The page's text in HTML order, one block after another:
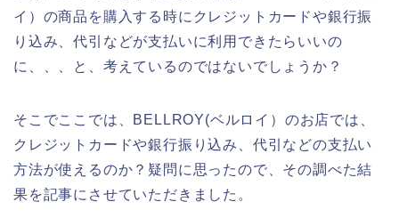
イ）の商品を購入する時にクレジットカードや銀行振
り込み、代引などが支払いに利用できたらいいの
に、、、と、考えているのではないでしょうか？
そこでここでは、BELLROY(ベルロイ）のお店では、
クレジットカードや銀行振り込み、代引などの支払い
方法が使えるのか？疑問に思ったので、その調べた結
果を記事にさせていただきました。